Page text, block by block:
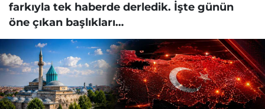
farkıyla tek haberde derledik. İşte günün
öne çıkan başlıkları…